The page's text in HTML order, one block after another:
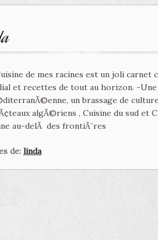
de mes racines est un joli
et recettes de tout au horizon. -
un brassage de
algÃ©riens , Cuisine du sud et
au-delÃ des frontiÃ¨res
de: linda